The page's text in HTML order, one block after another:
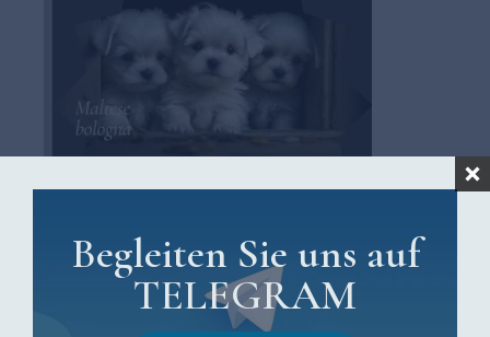
Der Malteser Bologneser ist die Bezeichnung für eine besondere
Hunderasse, die aus Malta, einem kleinen Inselstaat im Mittelmeer,
stammt. Der Malteser Bologneser ist eine kleine, freundliche und
liebenswerte Rasse, die seit Jahrhunderten ein beliebtes Haustier
Begleiten Sie uns auf
TELEGRAM